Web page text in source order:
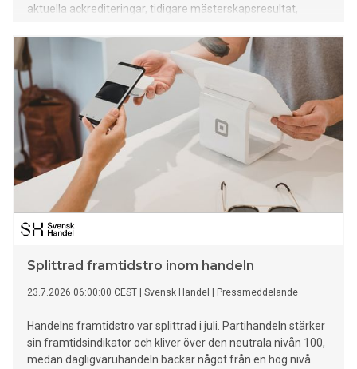
aktuella ackrediteringar, tidigare mästerskapsresultat,
Splittrad framtidstro inom handeln
23.7.2026 06:00:00 CEST Svensk Handel Pressmeddelande
Handelns framtidstro var splittrad i juli. Partihandeln stärker
sin framtidsindikator och kliver över den neutrala nivån 100,
medan dagligvaruhandeln backar något från en hög nivå.